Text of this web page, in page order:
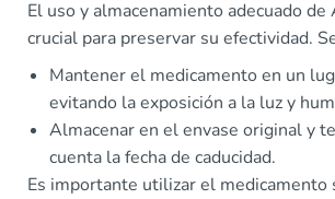
El uso y almacenamiento adecuado de
crucial para preservar su efectividad.
Mantener el medicamento en un
evitando la exposición a la luz y
Almacenar en el envase original y
cuenta la fecha de caducidad.
Es importante utilizar el medicamento